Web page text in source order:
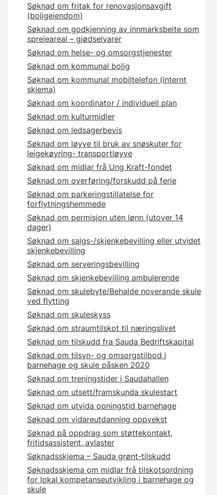
Søknad om fritak for renovasjonsavgift
(boligeiendom)
Søknad om godkjenning av innmarksbeite som
spreieareal – gjødselvarer
Søknad om helse- og omsorgstjenester
Søknad om kommunal bolig
Søknad om kommunal mobiltelefon (internt
skjema)
Søknad om koordinator / individuell plan
Søknad om kulturmidler
Søknad om ledsagerbevis
Søknad om løyve til bruk av snøskuter for
leigekøyring- transportløyve
Søknad om midlar frå Ung Kraft-fondet
Søknad om overføring/forskudd på ferie
Søknad om parkeringstillatelse for
forflytningshemmede
Søknad om permisjon uten lønn (utover 14
dager)
Søknad om salgs-/skjenkebevilling eller utvidet
skjenkebevilling
Søknad om serveringsbevilling
Søknad om skjenkebevilling ambulerende
Søknad om skulebyte/Behalde noverande skule
ved flytting
Søknad om skuleskyss
Søknad om straumtilskot til næringslivet
Søknad om tilskudd fra Sauda Bedriftskapital
Søknad om tilsyn- og omsorgstilbod i
barnehage og skule påsken 2020
Søknad om treningstider i Saudahallen
Søknad om utsett/framskunda skulestart
Søknad om utvida opningstid barnehage
Søknad om vidareutdanning oppvekst
Søknad på oppdrag som støttekontakt,
fritidsassistent, avlaster
Søknadsskjema – Sauda grønt-tilskudd
Søknadsskjema om midlar frå tilskotsordning
for lokal kompetanseutvikling i barnehage og
skule